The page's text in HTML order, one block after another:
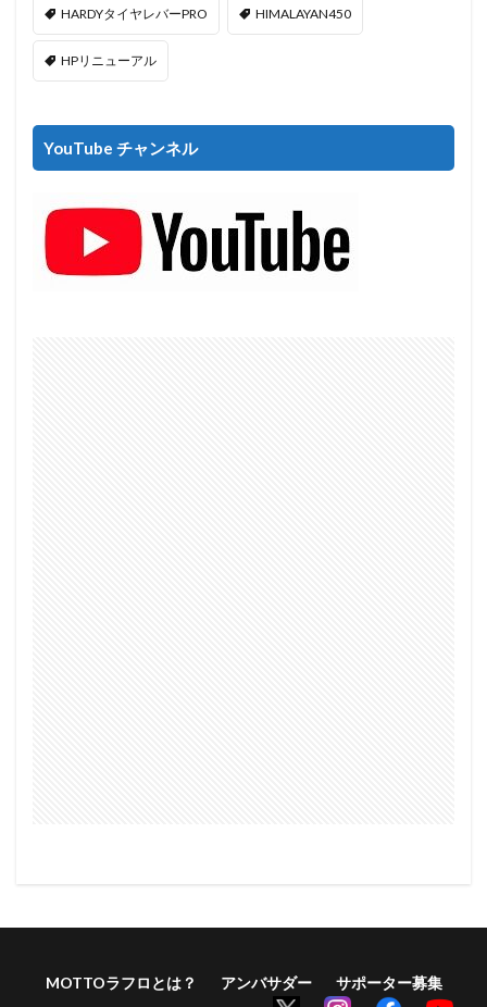
HARDYタイヤレバーPRO HIMALAYAN450
HPリニューアル
YouTube チャンネル
MOTTOラフロとは？ アンバサダー サポーター募集